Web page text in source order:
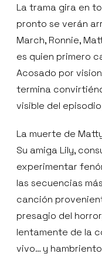
La trama gira en
pronto se verán
March, Ronnie,
es quien primero
Acosado por
termina
visible del
La muerte de
Su amiga Lily,
experimentar
las secuencias
canción
presagio del
lentamente de la
vivo… y